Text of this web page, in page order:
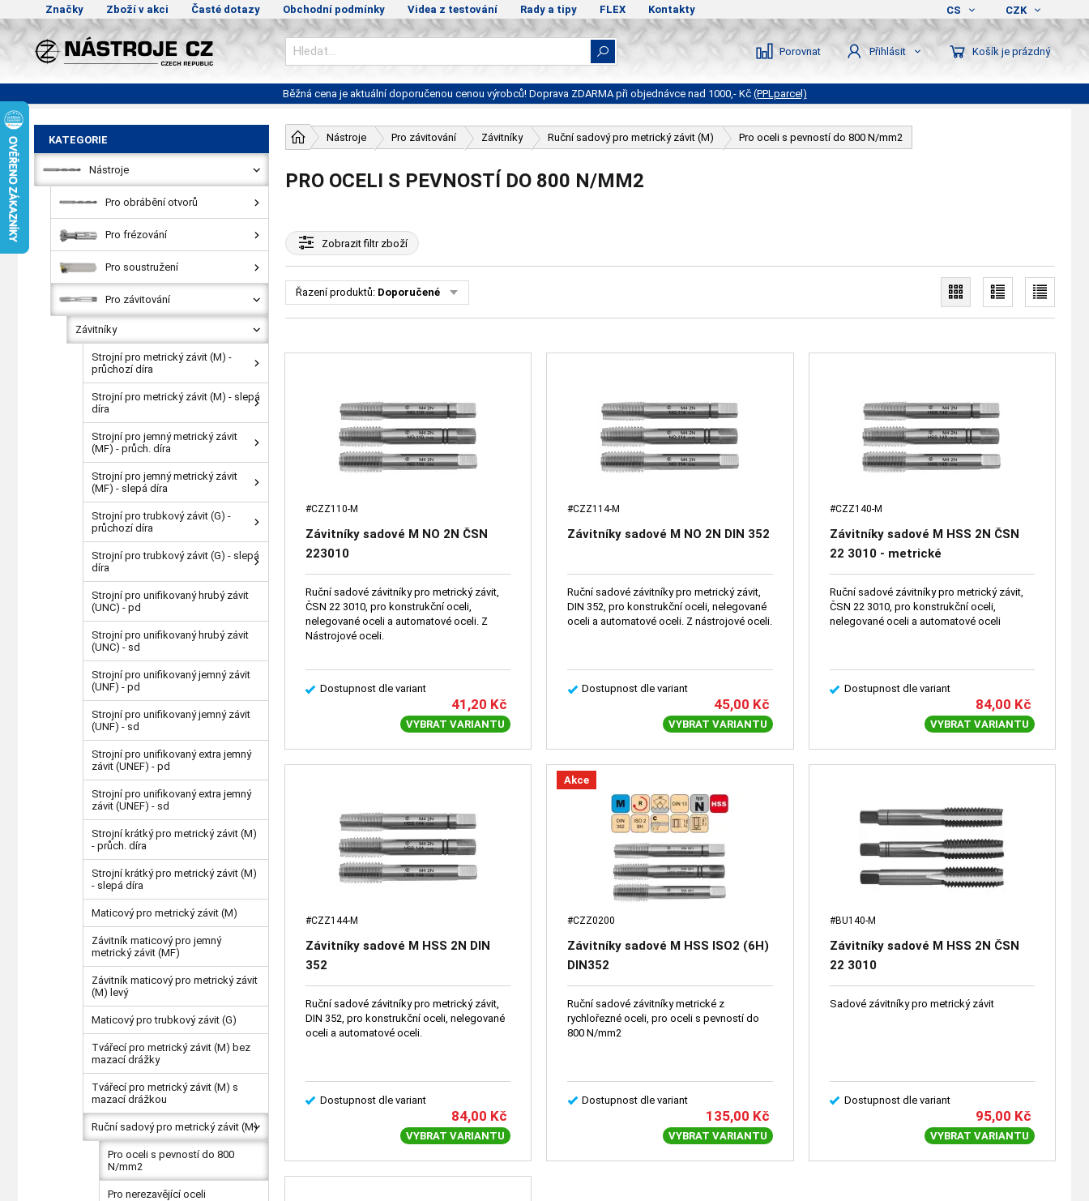
Značky Zboží v akci Časté dotazy Obchodní podmínky Videa z testování Rady a tipy FLEX Kontakty CS CZK
Porovnat Přihlásit Košík je prázdný
Běžná cena je aktuální doporučenou cenou výrobců! Doprava ZDARMA při objednávce nad 1000,- Kč (PPLparcel)
Nástroje Pro závitování Závitníky Ruční sadový pro metrický závit (M) Pro oceli s pevností do 800 N/mm2
PRO OCELI S PEVNOSTÍ DO 800 N/MM2
Zobrazitfiltr zboží
Řazení produktů: Doporučené
#CZZ110-M
Závitníky sadové M NO 2N ČSN
223010
Ruční sadové závitníky pro metrický závit,
ČSN 22 3010, pro konstrukční oceli,
nelegované oceli a automatové oceli. Z
Nástrojové oceli.
Dostupnost dle variant
41,20 Kč
VYBRAT VARIANTU
#CZZ114-M
Závitníky sadové M NO 2N DIN 352
Ruční sadové závitníky pro metrický závit,
DIN 352, pro konstrukční oceli, nelegované
oceli a automatové oceli. Z nástrojové oceli.
Dostupnost dle variant
45,00 Kč
VYBRAT VARIANTU
#CZZ140-M
Závitníky sadové M HSS 2N ČSN
22 3010 - metrické
Ruční sadové závitníky pro metrický závit,
ČSN 22 3010, pro konstrukční oceli,
nelegované oceli a automatové oceli
Dostupnost dle variant
84,00 Kč
VYBRAT VARIANTU
#CZZ144-M
Závitníky sadové M HSS 2N DIN
352
Ruční sadové závitníky pro metrický závit,
DIN 352, pro konstrukční oceli, nelegované
oceli a automatové oceli.
Dostupnost dle variant
84,00 Kč
VYBRAT VARIANTU
Akce
#CZZ0200
Závitníky sadové M HSS ISO2 (6H)
DIN352
Ruční sadové závitníky metrické z
rychlořezné oceli, pro oceli s pevností do
800 N/mm2
Dostupnost dle variant
135,00 Kč
VYBRAT VARIANTU
#BU140-M
Závitníky sadové M HSS 2N ČSN
22 3010
Sadové závitníky pro metrický závit
Dostupnost dle variant
95,00 Kč
VYBRAT VARIANTU
KATEGORIE
Nástroje
Pro obrábění otvorů
Pro frézování
Pro soustružení
Pro závitování
Závitníky
Strojní pro metrický závit (M) -
průchozí díra
Strojní pro metrický závit (M) - slepá
díra
Strojní pro jemný metrický závit
(MF) - průch. díra
Strojní pro jemný metrický závit
(MF) - slepá díra
Strojní pro trubkový závit (G) -
průchozí díra
Strojní pro trubkový závit (G) - slepá
díra
Strojní pro unifikovaný hrubý závit
(UNC) - pd
Strojní pro unifikovaný hrubý závit
(UNC) - sd
Strojní pro unifikovaný jemný závit
(UNF) - pd
Strojní pro unifikovaný jemný závit
(UNF) - sd
Strojní pro unifikovaný extra jemný
závit (UNEF) - pd
Strojní pro unifikovaný extra jemný
závit (UNEF) - sd
Strojní krátký pro metrický závit (M)
- průch. díra
Strojní krátký pro metrický závit (M)
- slepá díra
Maticový pro metrický závit (M)
Závitník maticový pro jemný
metrický závit (MF)
Závitník maticový pro metrický závit
(M) levý
Maticový pro trubkový závit (G)
Tvářecí pro metrický závit (M) bez
mazací drážky
Tvářecí pro metrický závit (M) s
mazací drážkou
Ruční sadový pro metrický závit (M)
Pro oceli s pevností do 800
N/mm2
Pro nerezavějící oceli